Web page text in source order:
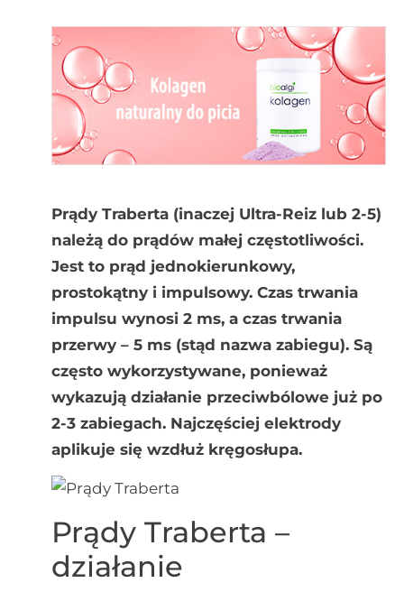
Prądy Traberta (inaczej Ultra-Reiz lub 2-5)
należą do prądów małej częstotliwości.
Jest to prąd jednokierunkowy,
prostokątny i impulsowy. Czas trwania
impulsu wynosi 2 ms, a czas trwania
przerwy – 5 ms (stąd nazwa zabiegu). Są
często wykorzystywane, ponieważ
wykazują działanie przeciwbólowe już po
2-3 zabiegach. Najczęściej elektrody
aplikuje się wzdłuż kręgosłupa.
Prądy Traberta –
działanie